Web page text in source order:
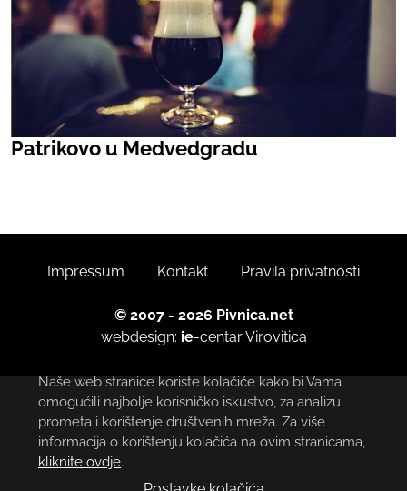
Patrikovo u Medvedgradu
Impressum Kontakt Pravila privatnosti
© 2007 - 2026 Pivnica.net
webdesign: ie-centarVirovitica
Naše web stranice koriste kolačiće kako bi Vama
omogućili najbolje korisničko iskustvo, za analizu
prometa i korištenje društvenih mreža. Za više
informacija o korištenju kolačića na ovim stranicama,
kliknite ovdje.